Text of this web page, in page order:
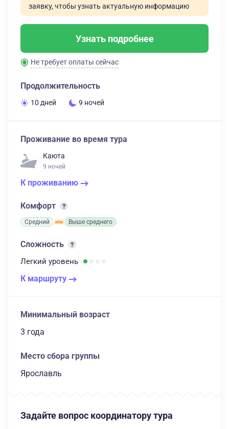
заявку, чтобы узнать актуальную информацию
Узнать подробнее
Не требует оплаты сейчас
Продолжительность
10 дней 9 ночей
Проживание во время тура
Каюта
9 ночей
К проживанию
Комфорт
Средний Выше среднего
Сложность
Легкий уровень
К маршруту
Минимальный возраст
3 года
Место сбора группы
Ярославль
Задайте вопрос координатору тура